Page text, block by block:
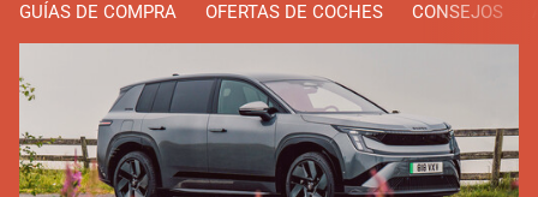
GUÍAS DE COMPRA OFERTAS DE COCHES CONSEJOS